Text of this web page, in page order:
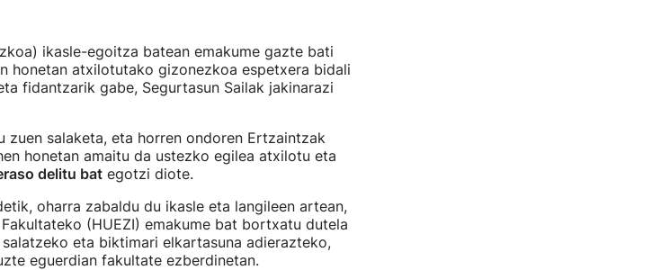
ikasle-egoitza batean emakume gazte bati
honetan atxilotutako gizonezkoa espetxera bidali
fidantzarik gabe, Segurtasun Sailak jakinarazi
zuen salaketa, eta horren ondoren Ertzaintzak
honetan amaitu da ustezko egilea atxilotu eta
delitu bategotzi diote.
oharra zabaldu du ikasle eta langileen artean,
(HUEZI) emakume bat bortxatu dutela
eta biktimari elkartasuna adierazteko,
eguerdian fakultate ezberdinetan.